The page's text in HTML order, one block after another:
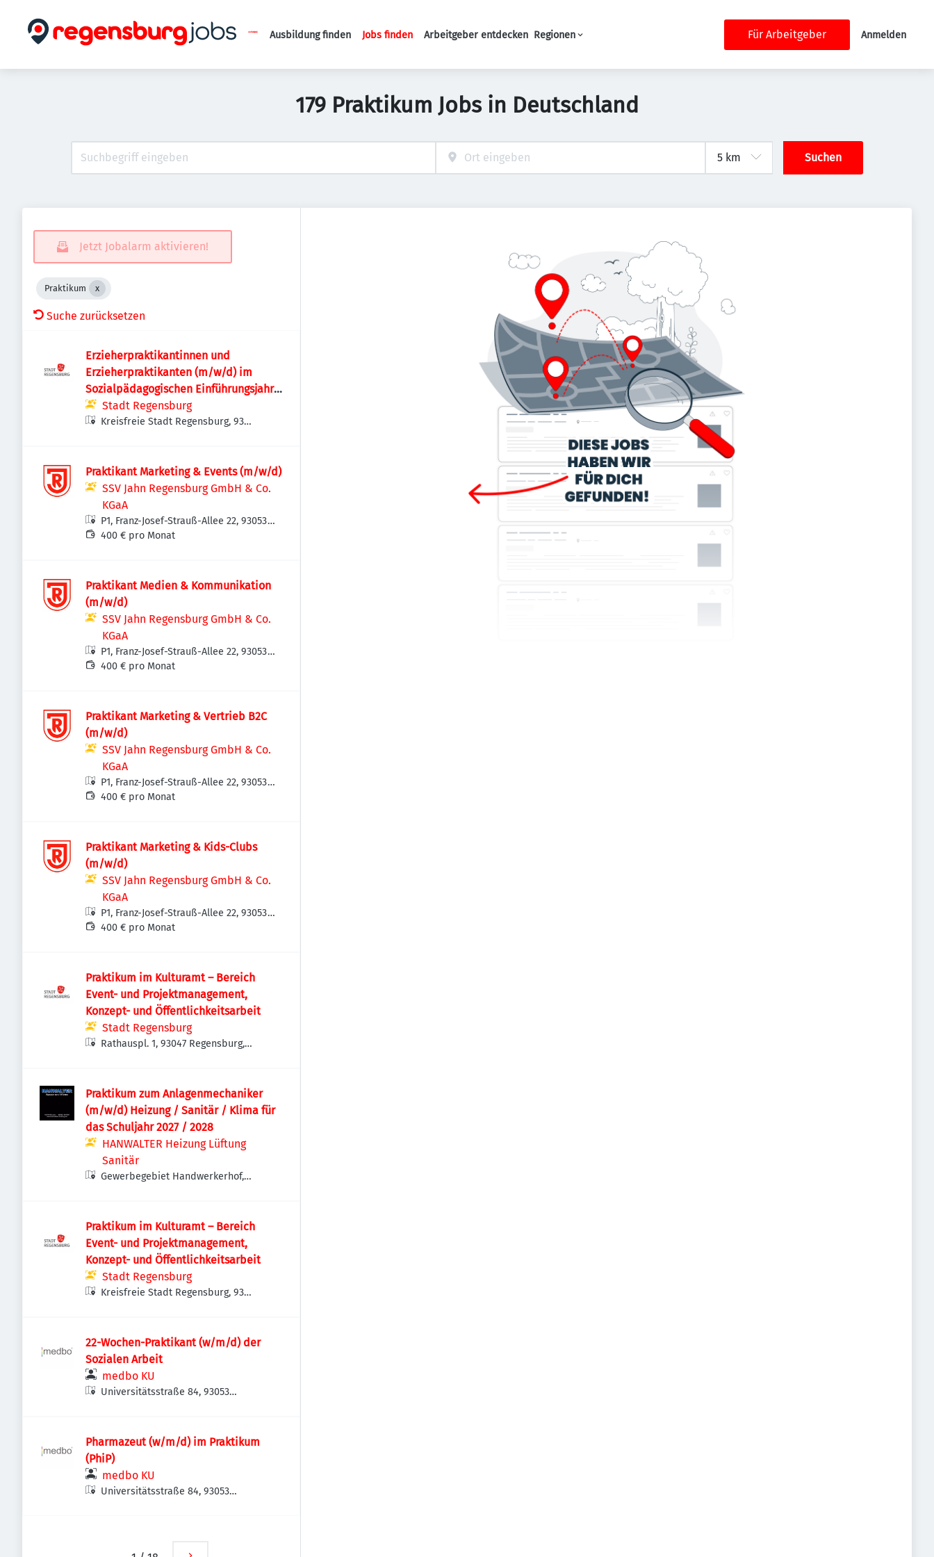
Haupt-Navigation
Ausbildung finden Jobs finden Arbeitgeber entdecken Regionen Für Arbeitgeber Anmelden
179 Praktikum Jobs in Deutschland
Suchen
Jetzt Jobalarm aktivieren!
Praktikum
Suche zurücksetzen
Erzieherpraktikantinnen und
Erzieherpraktikanten (m/w/d) im
Sozialpädagogischen Einführungsjahr
(SEJ)Stadt Regensburg
Kreisfreie Stadt Regensburg, 93
Praktikant Marketing & Events (m/w/d)
SSV Jahn Regensburg GmbH & Co.
KGaA
P1, Franz-Josef-Strauß-Allee 22, 93053
Regensburg, Deutschland
400 € pro Monat
Praktikant Medien & Kommunikation
(m/w/d)
SSV Jahn Regensburg GmbH & Co.
KGaA
P1, Franz-Josef-Strauß-Allee 22, 93053
Regensburg, Deutschland
400 € pro Monat
Praktikant Marketing & Vertrieb B2C
(m/w/d)
SSV Jahn Regensburg GmbH & Co.
KGaA
P1, Franz-Josef-Strauß-Allee 22, 93053
Regensburg, Deutschland
400 € pro Monat
Praktikant Marketing & Kids-Clubs
(m/w/d)
SSV Jahn Regensburg GmbH & Co.
KGaA
P1, Franz-Josef-Strauß-Allee 22, 93053
Regensburg, Deutschland
400 € pro Monat
Praktikum im Kulturamt – Bereich
Event- und Projektmanagement,
Konzept- und Öffentlichkeitsarbeit
Stadt Regensburg
Rathauspl. 1, 93047 Regensburg,
Praktikum zum Anlagenmechaniker
(m/w/d) Heizung / Sanitär / Klima für
das Schuljahr 2027 / 2028
HANWALTER Heizung Lüftung
Sanitär
Gewerbegebiet Handwerkerhof,
Praktikum im Kulturamt – Bereich
Event- und Projektmanagement,
Konzept- und Öffentlichkeitsarbeit
Stadt Regensburg
Kreisfreie Stadt Regensburg, 93
22-Wochen-Praktikant (w/m/d) der
Sozialen Arbeit
medbo KU
Universitätsstraße 84, 93053
Pharmazeut (w/m/d) im Praktikum
(PhiP)
medbo KU
Universitätsstraße 84, 93053